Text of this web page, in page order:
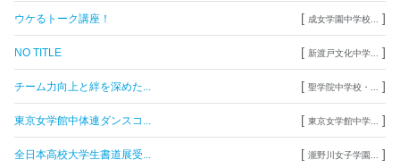
ウケるトーク講座！ [ 成女学園中学校... ]
NO TITLE [ 新渡戸文化中学... ]
チーム力向上と絆を深めた... [ 聖学院中学校・... ]
東京女学館中体連ダンスコ... [ 東京女学館中学... ]
全日本高校大学生書道展受... [ 瀧野川女子学園... ]